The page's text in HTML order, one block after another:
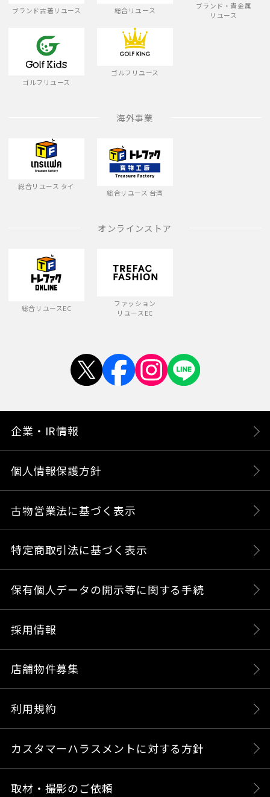
ブランド古着リユース 総合リユース
ブランド・貴金属
リユース
ゴルフリユース
ゴルフリユース
海外事業
総合リユース タイ
総合リユース 台湾
オンラインストア
総合リユースEC
ファッション
リユースEC
企業・IR情報
個人情報保護方針
古物営業法に基づく表示
特定商取引法に基づく表示
保有個人データの開示等に関する手続
採用情報
店舗物件募集
利用規約
カスタマーハラスメントに対する方針
取材・撮影のご依頼